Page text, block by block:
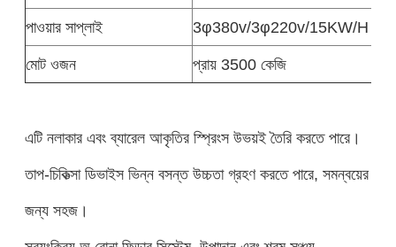
পাওয়ার সাপ্লাই
3φ380v/3φ220v/15KW/H
মোট ওজন
প্রায় 3500 কেজি
এটি নলাকার এবং ব্যারেল আকৃতির স্প্রিংস উভয়ই তৈরি করতে পারে।
তাপ-চিকিত্সা ডিভাইস ভিন্ন বসন্ত উচ্চতা গ্রহণ করতে পারে, সমন্বয়ের
জন্য সহজ।